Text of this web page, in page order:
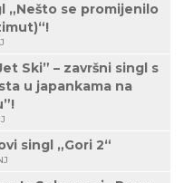
„Nešto se promijenilo
Ski” – završni singl s
u japankama na
singl „Gori 2“